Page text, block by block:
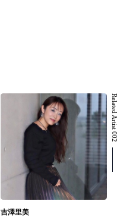
Related Artist 002
吉澤里美